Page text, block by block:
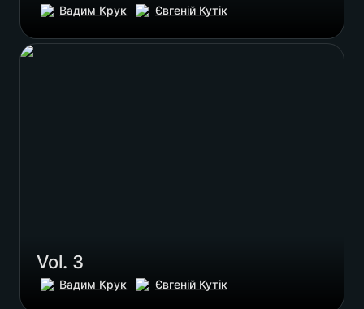
Вадим Крук Євгеній Кутік
Vol. 3
Vol. 3
Вадим Крук Євгеній Кутік